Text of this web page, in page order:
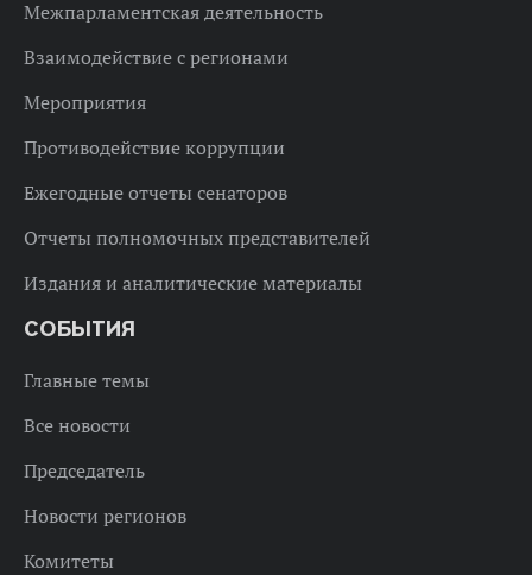
Межпарламентская деятельность
Взаимодействие с регионами
Мероприятия
Противодействие коррупции
Ежегодные отчеты сенаторов
Отчеты полномочных представителей
Издания и аналитические материалы
СОБЫТИЯ
Главные темы
Все новости
Председатель
Новости регионов
Комитеты